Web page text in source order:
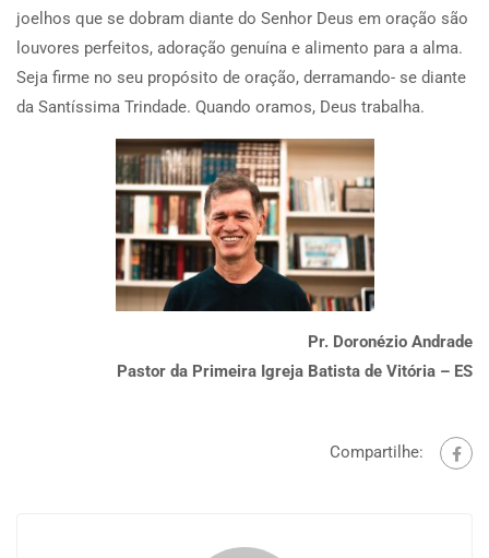
joelhos que se dobram diante do Senhor Deus em oração são
louvores perfeitos, adoração genuína e alimento para a alma.
Seja firme no seu propósito de oração, derramando- se diante
da Santíssima Trindade. Quando oramos, Deus trabalha.
Pr. Doronézio Andrade
Pastor da Primeira Igreja Batista de Vitória – ES
Compartilhe: